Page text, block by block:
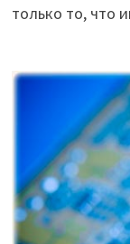
только то, что